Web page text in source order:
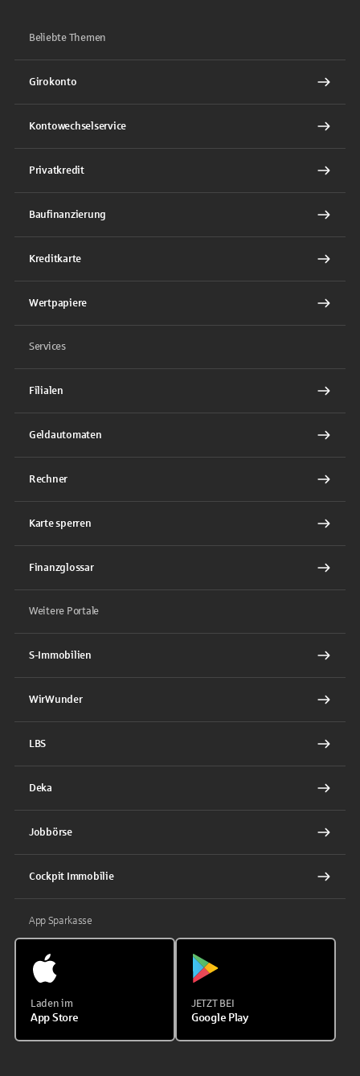
Beliebte Themen
Girokonto
Kontowechselservice
Privatkredit
Baufinanzierung
Kreditkarte
Wertpapiere
Services
Filialen
Geldautomaten
Rechner
Karte sperren
Finanzglossar
Weitere Portale
S-Immobilien
WirWunder
LBS
Deka
Jobbörse
Cockpit Immobilie
App Sparkasse
Laden im
App Store
JETZT BEI
Google Play